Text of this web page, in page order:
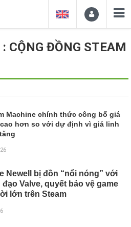
CỘNG ĐỒNG STEAM
Machine chính thức công bố giá
hơn so với dự định vì giá linh
Newell bị đồn “nổi nóng” với
đạo Valve, quyết bảo vệ game
lớn trên Steam